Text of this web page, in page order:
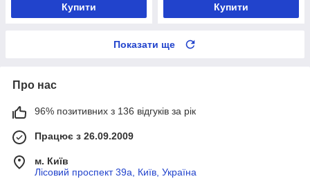
Купити Купити
Показати ще
Про нас
96% позитивних з 136 відгуків за рік
Працює з 26.09.2009
м. Київ
Лісовий проспект 39а, Київ, Україна